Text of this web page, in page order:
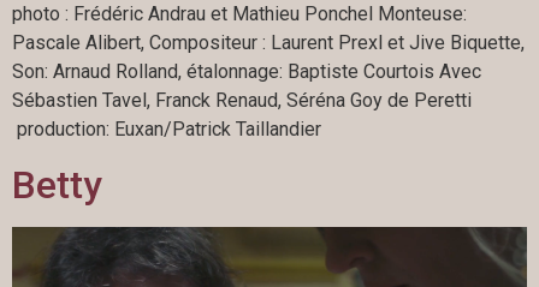
photo : Frédéric Andrau et Mathieu Ponchel Monteuse:
Pascale Alibert, Compositeur : Laurent Prexl et Jive Biquette,
Son: Arnaud Rolland, étalonnage: Baptiste Courtois Avec
Sébastien Tavel, Franck Renaud, Séréna Goy de Peretti
production: Euxan/Patrick Taillandier
Betty